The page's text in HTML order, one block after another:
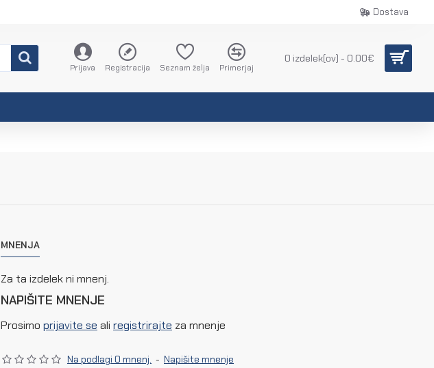
Dostava
Prijava Registracija Seznam želja Primerjaj
0 izdelek(ov) - 0.00€
MNENJA
Za ta izdelek ni mnenj.
NAPIŠITE MNENJE
Prosimo prijavite se ali registrirajte za mnenje
Na podlagi 0 mnenj. - Napišite mnenje